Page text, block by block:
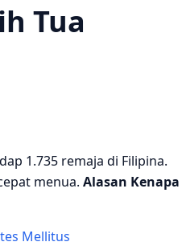
Tua
1.735 remaja di Filipina.
menua. Alasan Kenapa
Mellitus